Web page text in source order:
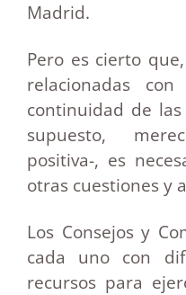
Madrid.
Pero es cierto
relacionadas
continuidad de
supuesto,
positiva-, es
otras cuestiones y
Los Consejos y
cada uno con
recursos para